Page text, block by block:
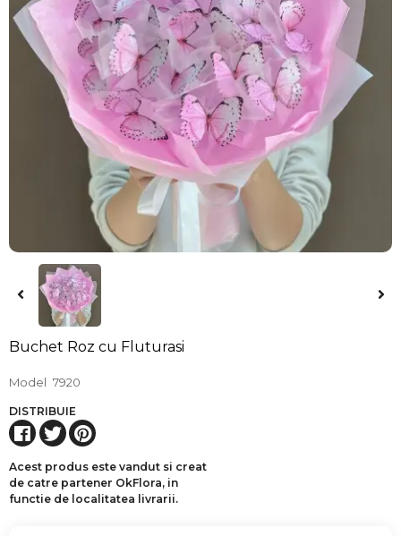
Buchet Roz cu Fluturasi
Model 7920
DISTRIBUIE
Acest produs este vandut si creat
de catre partener OkFlora, in
functie de localitatea livrarii.